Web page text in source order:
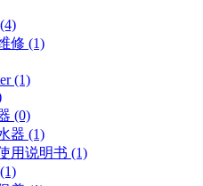
(4)
修 (1)
(1)
(0)
器 (1)
用说明书 (1)
(1)